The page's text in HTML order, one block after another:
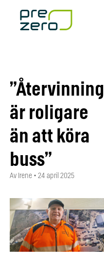
”Återvinning
är roligare
än att köra
buss”
Av Irene • 24 april 2025